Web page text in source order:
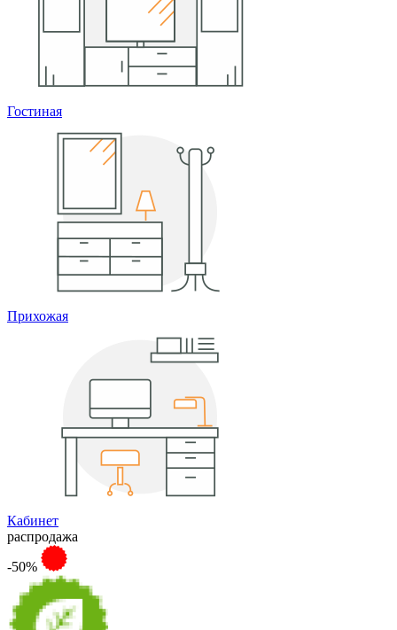
Гостиная
Прихожая
Кабинет
распродажа
-50%